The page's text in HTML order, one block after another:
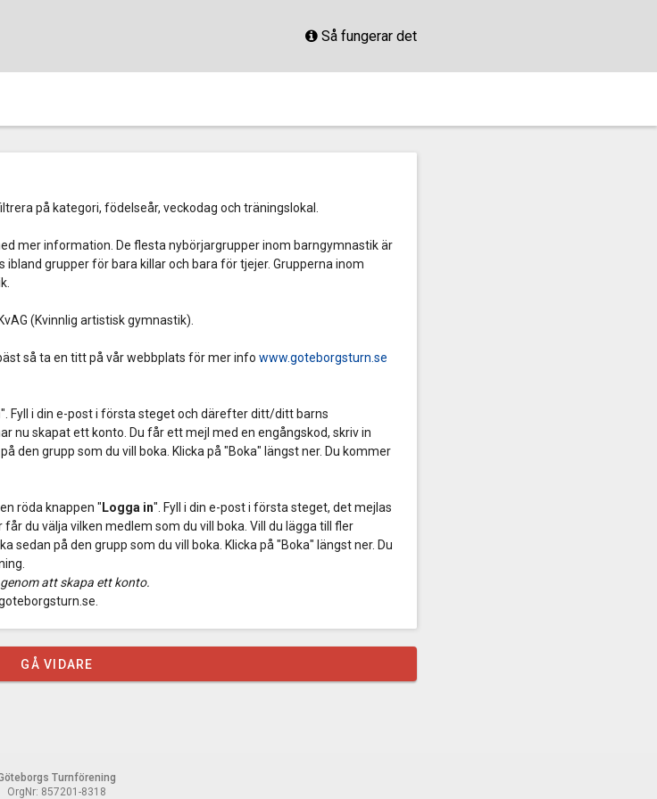
Så fungerar det
på kategori, födelseår, veckodag och träningslokal.
mer information. De flesta nybörjargrupper inom barngymnastik är
grupper för bara killar och bara för tjejer. Grupperna inom
(Kvinnlig artistisk gymnastik).
så ta en titt på vår webbplats för mer info www.goteborgsturn.se
". Fyll i din e-post i första steget och därefter ditt/ditt barns
nu skapat ett konto. Du får ett mejl med en engångskod, skriv in
den grupp som du vill boka. Klicka på "Boka" längst ner. Du kommer
röda knappen " Logga in". Fyll i din e-post i första steget, det mejlas
du välja vilken medlem som du vill boka. Vill du lägga till fler
sedan på den grupp som du vill boka. Klicka på "Boka" längst ner. Du
att skapa ett konto.
GÅ VIDARE
Turnförening
OrgNr: 857201-8318